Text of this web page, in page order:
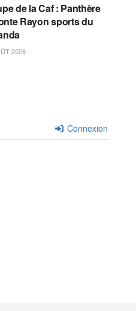
de la Caf : Panthère
Rayon sports du
2026
Connexion